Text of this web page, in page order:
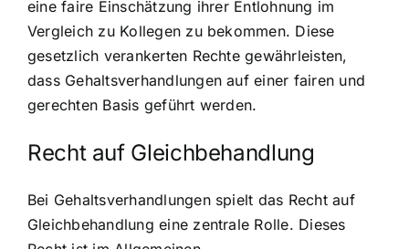
eine faire Einschätzung ihrer Entlohnung im
Vergleich zu Kollegen zu bekommen. Diese
gesetzlich verankerten Rechte gewährleisten,
dass Gehaltsverhandlungen auf einer fairen und
gerechten Basis geführt werden.
Recht auf Gleichbehandlung
Bei Gehaltsverhandlungen spielt das Recht auf
Gleichbehandlung eine zentrale Rolle. Dieses